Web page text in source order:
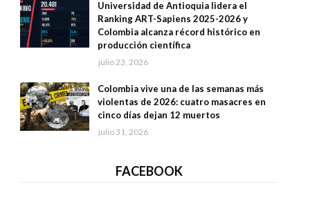
Universidad de Antioquia lidera el
Ranking ART-Sapiens 2025-2026 y
Colombia alcanza récord histórico en
producción científica
julio 23, 2026
Colombia vive una de las semanas más
violentas de 2026: cuatro masacres en
cinco días dejan 12 muertos
julio 31, 2026
FACEBOOK